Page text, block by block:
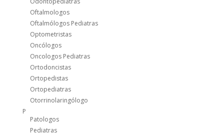
Oftalmologos
Oftalmólogos Pediatras
Optometristas
Oncólogos
Oncologos Pediatras
Ortodoncistas
Ortopedistas
Ortopediatras
Otorrinolaringólogo
P
Patologos
Pediatras